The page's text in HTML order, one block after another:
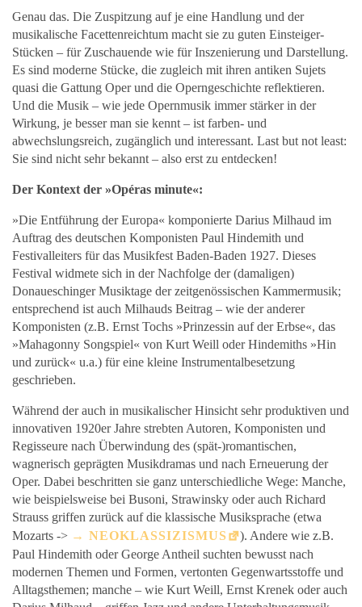
Genau das. Die Zuspitzung auf je eine Handlung und der
musikalische Facettenreichtum macht sie zu guten Einsteiger-
Stücken – für Zuschauende wie für Inszenierung und Darstellung.
Es sind moderne Stücke, die zugleich mit ihren antiken Sujets
quasi die Gattung Oper und die Operngeschichte reflektieren.
Und die Musik – wie jede Opernmusik immer stärker in der
Wirkung, je besser man sie kennt – ist farben- und
abwechslungsreich, zugänglich und interessant. Last but not least:
Sie sind nicht sehr bekannt – also erst zu entdecken!
Der Kontext der »Opéras minute«:
»Die Entführung der Europa« komponierte Darius Milhaud im
Auftrag des deutschen Komponisten Paul Hindemith und
Festivalleiters für das Musikfest Baden-Baden 1927. Dieses
Festival widmete sich in der Nachfolge der (damaligen)
Donaueschinger Musiktage der zeitgenössischen Kammermusik;
entsprechend ist auch Milhauds Beitrag – wie der anderer
Komponisten (z.B. Ernst Tochs »Prinzessin auf der Erbse«, das
»Mahagonny Songspiel« von Kurt Weill oder Hindemiths »Hin
und zurück« u.a.) für eine kleine Instrumentalbesetzung
geschrieben.
Während der auch in musikalischer Hinsicht sehr produktiven und
innovativen 1920er Jahre strebten Autoren, Komponisten und
Regisseure nach Überwindung des (spät-)romantischen,
wagnerisch geprägten Musikdramas und nach Erneuerung der
Oper. Dabei beschritten sie ganz unterschiedliche Wege: Manche,
wie beispielsweise bei Busoni, Strawinsky oder auch Richard
Strauss griffen zurück auf die klassische Musiksprache (etwa
Mozarts ->
NEOKLASSIZISMUS
). Andere wie z.B.
Paul Hindemith oder George Antheil suchten bewusst nach
modernen Themen und Formen, vertonten Gegenwartsstoffe und
Alltagsthemen; manche – wie Kurt Weill, Ernst Krenek oder auch